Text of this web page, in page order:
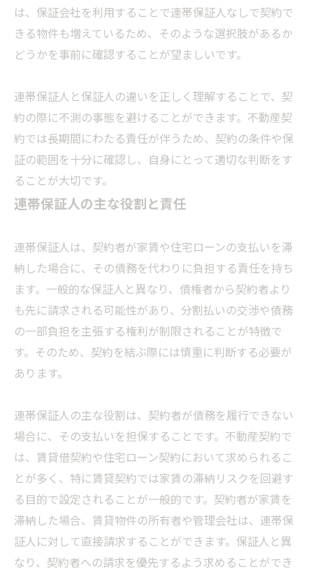
は、保証会社を利用することで連帯保証人なしで契約で
きる物件も増えているため、そのような選択肢があるか
どうかを事前に確認することが望ましいです。
連帯保証人と保証人の違いを正しく理解することで、契
約の際に不測の事態を避けることができます。不動産契
約では長期間にわたる責任が伴うため、契約の条件や保
証の範囲を十分に確認し、自身にとって適切な判断をす
ることが大切です。
連帯保証人の主な役割と責任
連帯保証人は、契約者が家賃や住宅ローンの支払いを滞
納した場合に、その債務を代わりに負担する責任を持ち
ます。一般的な保証人と異なり、債権者から契約者より
も先に請求される可能性があり、分割払いの交渉や債務
の一部負担を主張する権利が制限されることが特徴で
す。そのため、契約を結ぶ際には慎重に判断する必要が
あります。
連帯保証人の主な役割は、契約者が債務を履行できない
場合に、その支払いを担保することです。不動産契約で
は、賃貸借契約や住宅ローン契約において求められるこ
とが多く、特に賃貸契約では家賃の滞納リスクを回避す
る目的で設定されることが一般的です。契約者が家賃を
滞納した場合、賃貸物件の所有者や管理会社は、連帯保
証人に対して直接請求することができます。保証人と異
なり、契約者への請求を優先するよう求めることができ